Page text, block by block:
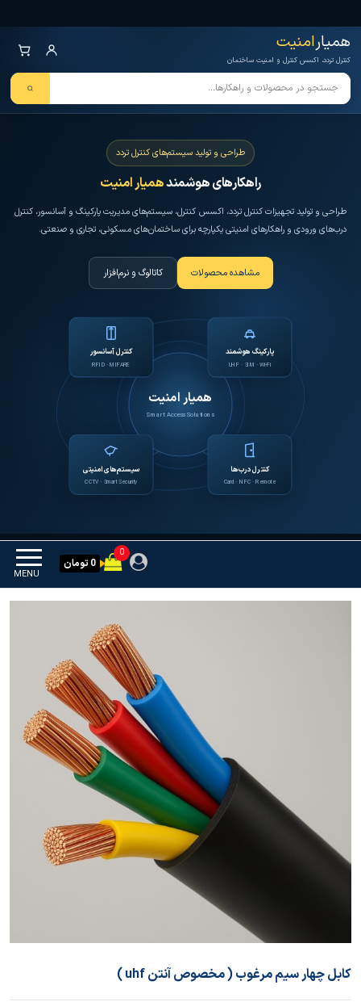
to
the
content
همیار امنیت
همیارامنیت
کنترل تردد، اکسس کنترل و امنیت ساختمان
طراحی و تولید سیستم‌های کنترل تردد
راهکارهای هوشمندهمیار امنیت
طراحی و تولید تجهیزات کنترل تردد، اکسس کنترل، سیستم‌های مدیریت پارکینگ و آسانسور، کنترل
درب‌های ورودی و راهکارهای امنیتی یکپارچه برای ساختمان‌های مسکونی، تجاری و صنعتی.
مشاهده محصولات کاتالوگ و نرم‌افزار
همیار امنیت
Smart Access Solutions
پارکینگ هوشمند
UHF · SIM · Wi-Fi
کنترل آسانسور
RFID · MIFARE
کنترل درب‌ها
Card · NFC · Remote
سیستم‌های امنیتی
CCTV · Smart Security
MENU
0
0 تومان
کابل چهار سیم مرغوب ( مخصوص آنتن uhf )